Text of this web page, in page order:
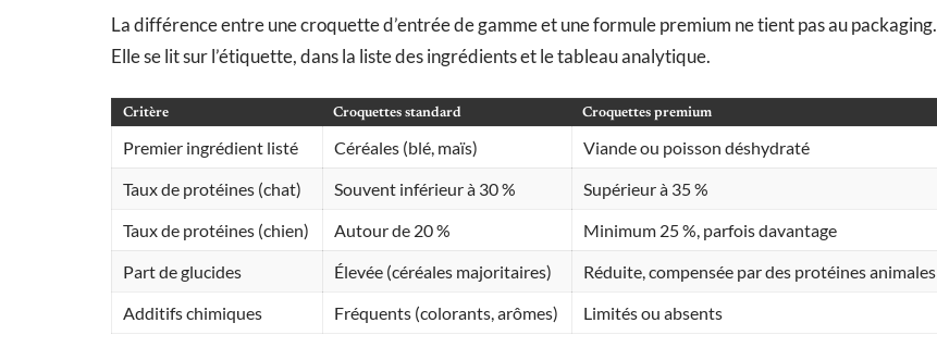
La différence entre une croquette d’entrée de gamme et une formule premium ne tient pas au packaging.
Elle se lit sur l’étiquette, dans la liste des ingrédients et le tableau analytique.
Critère Croquettes standard Croquettes premium
Premier ingrédient listé Céréales (blé, maïs)
Viande ou poisson déshydraté
Taux de protéines (chat)
Souvent inférieur à 30 %
Supérieur à 35 %
Taux de protéines (chien)
Autour de 20 %
Minimum 25 %, parfois davantage
Part de glucides
Élevée (céréales majoritaires)
Réduite, compensée par des protéines animales
Additifs chimiques
Fréquents (colorants, arômes) Limités ou absents